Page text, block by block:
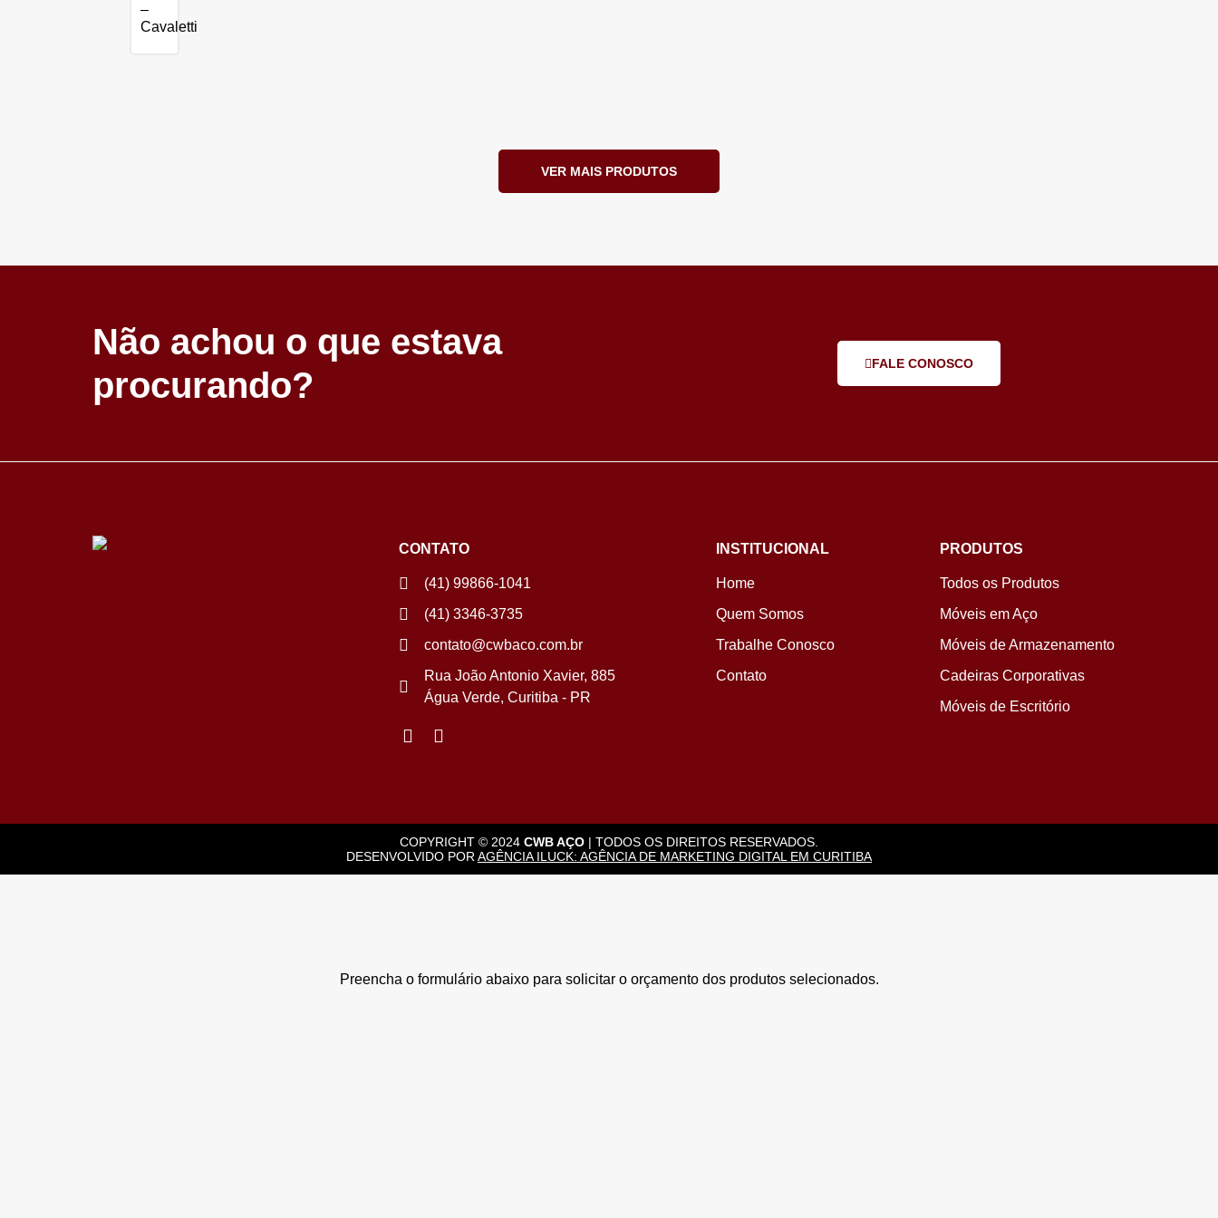
–
Cavaletti
VER MAIS PRODUTOS
Não achou o que estava
procurando?
FALE CONOSCO
CONTATO
(41) 99866-1041
(41) 3346-3735
contato@cwbaco.com.br
Rua João Antonio Xavier, 885
Água Verde, Curitiba - PR
INSTITUCIONAL
Home
Quem Somos
Trabalhe Conosco
Contato
PRODUTOS
Todos os Produtos
Móveis em Aço
Móveis de Armazenamento
Cadeiras Corporativas
Móveis de Escritório
COPYRIGHT © 2024 CWB AÇO | TODOS OS DIREITOS RESERVADOS.
DESENVOLVIDO POR AGÊNCIA ILUCK: AGÊNCIA DE MARKETING DIGITAL EM CURITIBA
Preencha o formulário abaixo para solicitar o orçamento dos produtos selecionados.